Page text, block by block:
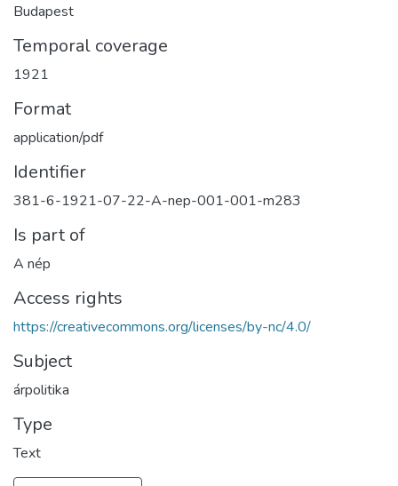
Budapest
Temporal coverage
1921
Format
application/pdf
Identifier
381-6-1921-07-22-A-nep-001-001-m283
Is part of
A nép
Access rights
https://creativecommons.org/licenses/by-nc/4.0/
Subject
árpolitika
Type
Text